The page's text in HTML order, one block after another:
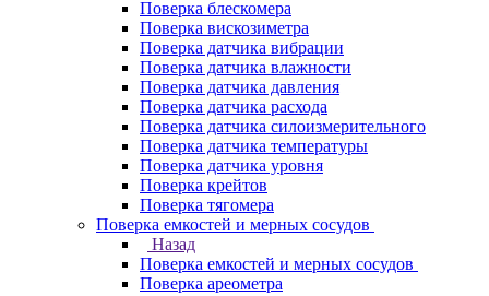
Поверка блескомера
Поверка вискозиметра
Поверка датчика вибрации
Поверка датчика влажности
Поверка датчика давления
Поверка датчика расхода
Поверка датчика силоизмерительного
Поверка датчика температуры
Поверка датчика уровня
Поверка крейтов
Поверка тягомера
Поверка емкостей и мерных сосудов
Назад
Поверка емкостей и мерных сосудов
Поверка ареометра